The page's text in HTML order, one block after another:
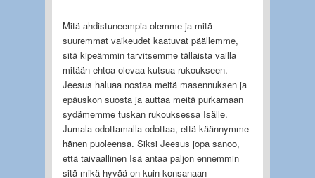
Mitä ahdistuneempia olemme ja mitä
suuremmat vaikeudet kaatuvat päällemme,
sitä kipeämmin tarvitsemme tällaista vailla
mitään ehtoa olevaa kutsua rukoukseen.
Jeesus haluaa nostaa meitä masennuksen ja
epäuskon suosta ja auttaa meitä purkamaan
sydämemme tuskan rukouksessa Isälle.
Jumala odottamalla odottaa, että käännymme
hänen puoleensa. Siksi Jeesus jopa sanoo,
että taivaallinen Isä antaa paljon ennemmin
sitä mikä hyvää on kuin konsanaan